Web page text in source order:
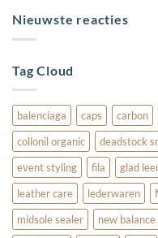
Zo
wandelschoenen
Nieuwste reacties
Tag Cloud
balenciaga caps carbon
collonil organic
deadstock
event styling
fila glad
leather care
lederwaren
midsole sealer
new balance